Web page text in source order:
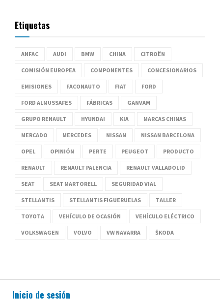
Etiquetas
ANFAC AUDI BMW CHINA CITROËN
COMISIÓN EUROPEA COMPONENTES CONCESIONARIOS
EMISIONES FACONAUTO FIAT FORD
FORD ALMUSSAFES FÁBRICAS GANVAM
GRUPO RENAULT HYUNDAI KIA MARCAS CHINAS
MERCADO MERCEDES NISSAN NISSAN BARCELONA
OPEL OPINIÓN PERTE PEUGEOT PRODUCTO
RENAULT RENAULT PALENCIA RENAULT VALLADOLID
SEAT SEAT MARTORELL SEGURIDAD VIAL
STELLANTIS STELLANTIS FIGUERUELAS TALLER
TOYOTA VEHÍCULO DE OCASIÓN VEHÍCULO ELÉCTRICO
VOLKSWAGEN VOLVO VW NAVARRA ŠKODA
Inicio de sesión